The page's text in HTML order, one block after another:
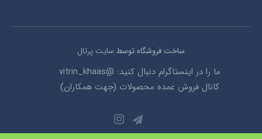
ساخت فروشگاه توسط سایت پرتال
ما را در اینستاگرام دنبال کنید: @vitrin_khaas
کانال فروش عمده محصولات (جهت همکاران)